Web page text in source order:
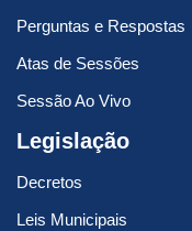
Perguntas e Respostas
Atas de Sessões
Sessão Ao Vivo
Legislação
Decretos
Leis Municipais